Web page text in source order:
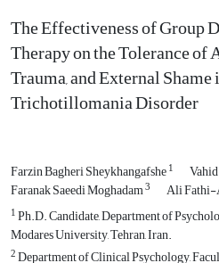
The Effectiveness of Group
Therapy on the Tolerance
Trauma, and External
Trichotillomania Disorder
Farzin Bagheri Sheykhangafshe1
Faranak Saeedi Moghadam3 Ali
1Ph.D. Candidate, Department of
Modares University, Tehran, Iran.
2Department of Clinical Psychology,